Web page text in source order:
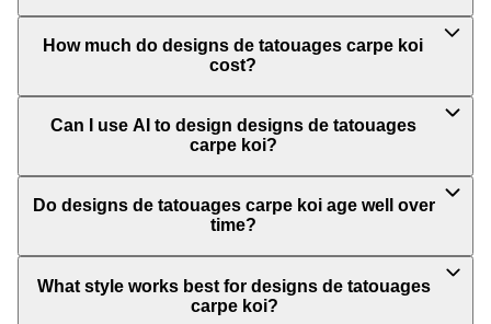
How much do designs de tatouages carpe koi
cost?
Can I use AI to design designs de tatouages
carpe koi?
Do designs de tatouages carpe koi age well over
time?
What style works best for designs de tatouages
carpe koi?